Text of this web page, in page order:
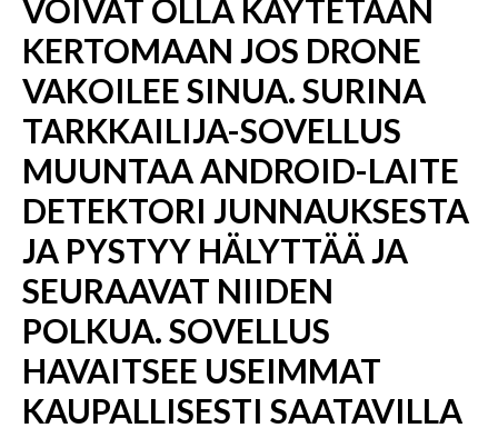
VOIVAT OLLA KÄYTETÄÄN
KERTOMAAN JOS DRONE
VAKOILEE SINUA. SURINA
TARKKAILIJA-SOVELLUS
MUUNTAA ANDROID-LAITE
DETEKTORI JUNNAUKSESTA
JA PYSTYY HÄLYTTÄÄ JA
SEURAAVAT NIIDEN
POLKUA. SOVELLUS
HAVAITSEE USEIMMAT
KAUPALLISESTI SAATAVILLA